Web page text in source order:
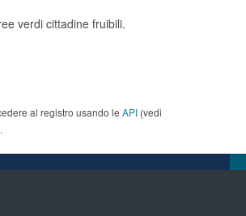
verdi cittadine fruibili.
al registro usando le API (vedi